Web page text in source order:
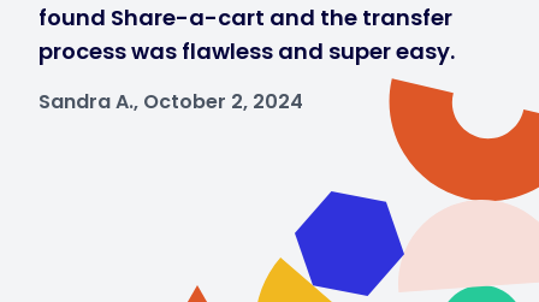
found Share-a-cart and the transfer
process was flawless and super easy.
Sandra A., October 2, 2024